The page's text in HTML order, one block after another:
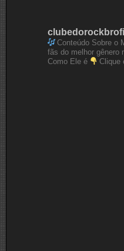
Conteúdo Sobre o
fãs do melhor gênero
Como Ele é
Clique